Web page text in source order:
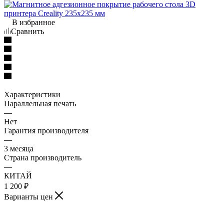
В избранное
Сравнить
Характеристики
Параллельная печать
—
Нет
Гарантия производителя
—
3 месяца
Страна производитель
—
КИТАЙ
1 200 ₽
Варианты цен